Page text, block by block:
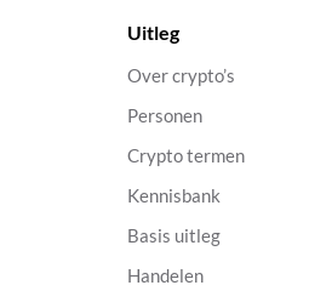
Uitleg
Over crypto’s
Personen
Crypto termen
Kennisbank
Basis uitleg
Handelen